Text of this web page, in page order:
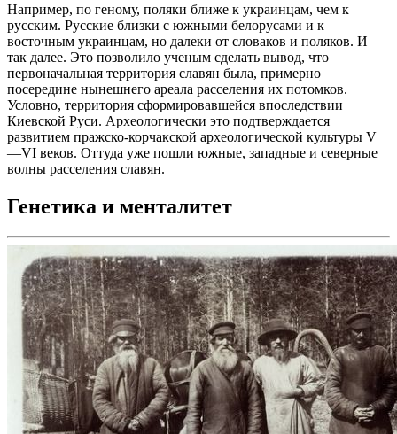
Например, по геному, поляки ближе к украинцам, чем к
русским. Русские близки с южными белорусами и к
восточным украинцам, но далеки от словаков и поляков. И
так далее. Это позволило ученым сделать вывод, что
первоначальная территория славян была, примерно
посередине нынешнего ареала расселения их потомков.
Условно, территория сформировавшейся впоследствии
Киевской Руси. Археологически это подтверждается
развитием пражско-корчакской археологической культуры V
—VI веков. Оттуда уже пошли южные, западные и северные
волны расселения славян.
Генетика и менталитет